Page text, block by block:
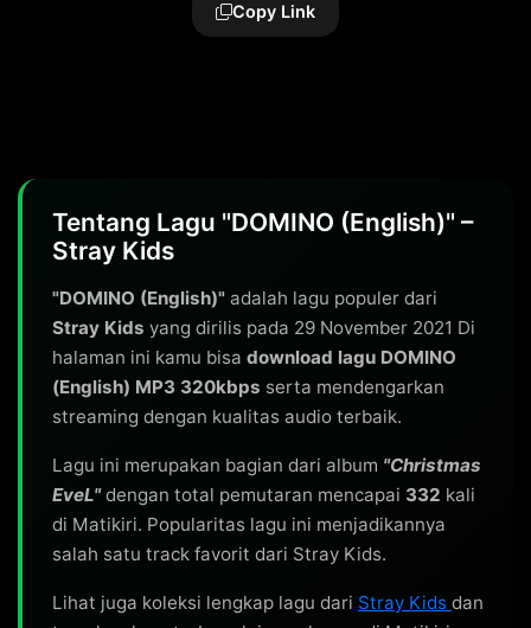
Copy Link
Tentang Lagu "DOMINO (English)" –
Stray Kids
"DOMINO (English)" adalah lagu populer dari
Stray Kids yang dirilis pada 29 November 2021 Di
halaman ini kamu bisa download lagu DOMINO
(English) MP3 320kbps serta mendengarkan
streaming dengan kualitas audio terbaik.
Lagu ini merupakan bagian dari album "Christmas
EveL"dengan total pemutaran mencapai 332 kali
di Matikiri. Popularitas lagu ini menjadikannya
salah satu track favorit dari Stray Kids.
Lihat juga koleksi lengkap lagu dari Stray Kids dan